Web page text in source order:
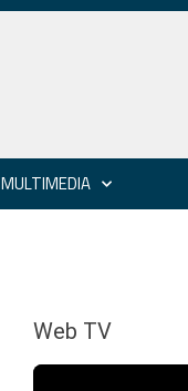
MULTIMEDIA
Web TV